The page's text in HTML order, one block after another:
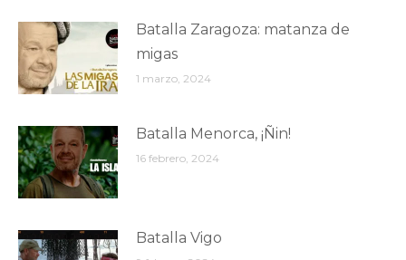
Batalla Zaragoza: matanza de
migas
1 marzo, 2024
Batalla Menorca, ¡Ñin!
16 febrero, 2024
Batalla Vigo